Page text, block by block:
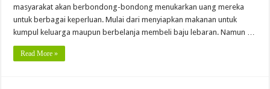
masyarakat akan berbondong-bondong menukarkan uang mereka
untuk berbagai keperluan. Mulai dari menyiapkan makanan untuk
kumpul keluarga maupun berbelanja membeli baju lebaran. Namun …
Read More »